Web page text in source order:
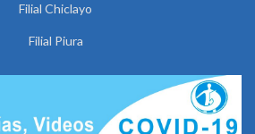
Filial Chiclayo
Filial Piura